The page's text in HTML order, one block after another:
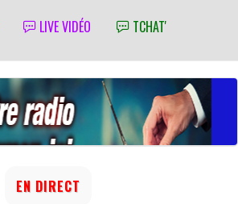
LIVE VIDÉO TCHAT'
EN DIRECT